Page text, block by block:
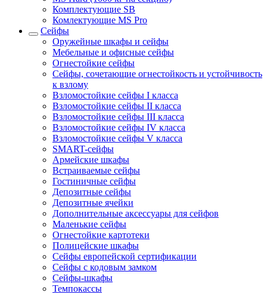
Комплектующие SB
Комлектующие MS Pro
Сейфы
Оружейные шкафы и сейфы
Мебельные и офисные сейфы
Огнестойкие сейфы
Сейфы, сочетающие огнестойкость и устойчивость
к взлому
Взломостойкие сейфы I класса
Взломостойкие сейфы II класса
Взломостойкие сейфы III класса
Взломостойкие сейфы IV класса
Взломостойкие сейфы V класса
SMART-сейфы
Армейские шкафы
Встраиваемые сейфы
Гостиничные сейфы
Депозитные сейфы
Депозитные ячейки
Дополнительные аксессуары для сейфов
Маленькие сейфы
Огнестойкие картотеки
Полицейские шкафы
Сейфы европейской сертификации
Сейфы с кодовым замком
Сейфы-шкафы
Темпокассы